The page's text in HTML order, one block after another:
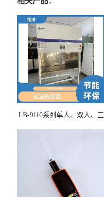
LB-9110系列单人、双人、三